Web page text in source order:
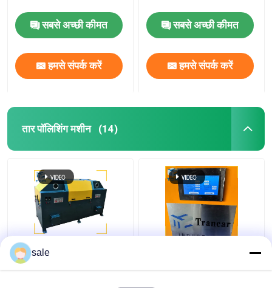
सबसे अच्छी कीमत
हमसे संपर्क करें
सबसे अच्छी कीमत
हमसे संपर्क करें
तार पॉलिशिंग मशीन (14)
स्टील मेटल वायर 2m/S
पॉलिशिंग मशीन रॉड्स सैंडिंग
sale